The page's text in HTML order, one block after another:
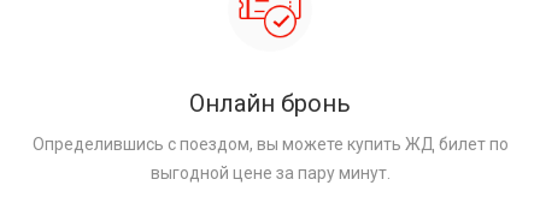
Онлайн бронь
Определившись с поездом, вы можете купить ЖД билет по
выгодной цене за пару минут.